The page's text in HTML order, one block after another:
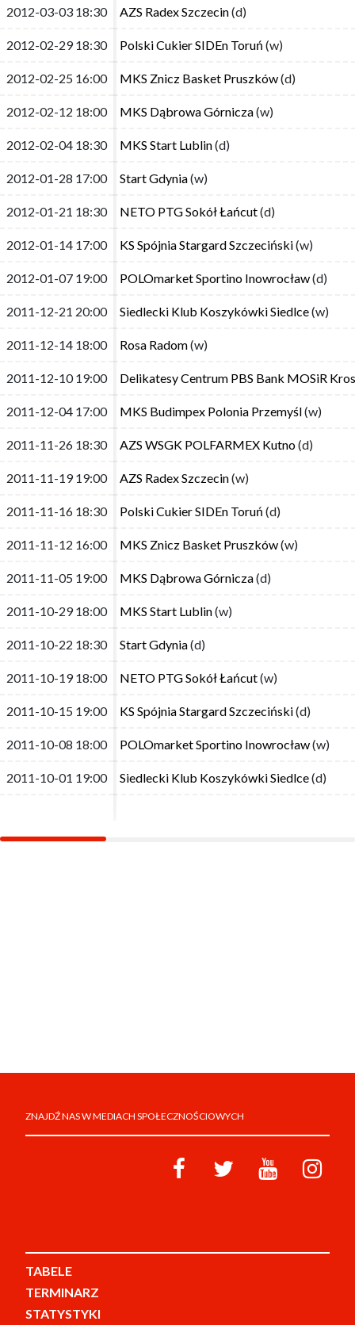
2012-03-03 18:30 AZS Radex Szczecin(d)
2012-02-29 18:30 Polski Cukier SIDEn Toruń (w)
2012-02-25 16:00 MKS Znicz Basket Pruszków(d)
2012-02-12 18:00 MKS Dąbrowa Górnicza(w)
2012-02-04 18:30 MKS Start Lublin(d)
2012-01-28 17:00 Start Gdynia(w)
2012-01-21 18:30 NETO PTG Sokół Łańcut(d)
2012-01-14 17:00 KS Spójnia Stargard Szczeciński(w)
2012-01-07 19:00 POLOmarket Sportino Inowrocław(d)
2011-12-21 20:00 Siedlecki Klub Koszykówki Siedlce(w)
2011-12-14 18:00 Rosa Radom(w)
2011-12-10 19:00 Delikatesy Centrum PBS Bank MOSiR
2011-12-04 17:00 MKS Budimpex Polonia Przemyśl(w)
2011-11-26 18:30 AZS WSGK POLFARMEX Kutno(d)
2011-11-19 19:00 AZS Radex Szczecin(w)
2011-11-16 18:30 Polski Cukier SIDEn Toruń (d)
2011-11-12 16:00 MKS Znicz Basket Pruszków(w)
2011-11-05 19:00 MKS Dąbrowa Górnicza(d)
2011-10-29 18:00 MKS Start Lublin(w)
2011-10-22 18:30 Start Gdynia(d)
2011-10-19 18:00 NETO PTG Sokół Łańcut(w)
2011-10-15 19:00 KS Spójnia Stargard Szczeciński(d)
2011-10-08 18:00 POLOmarket Sportino Inowrocław(w)
2011-10-01 19:00 Siedlecki Klub Koszykówki Siedlce(d)
2012-03-03 18:30 AZS Radex Szczecin(d)
2012-02-29 18:30 Polski Cukier SIDEn Toruń (w)
2012-02-25 16:00 MKS Znicz Basket Pruszków(d)
2012-02-12 18:00 MKS Dąbrowa Górnicza(w)
2012-02-04 18:30 MKS Start Lublin(d)
2012-01-28 17:00 Start Gdynia(w)
2012-01-21 18:30 NETO PTG Sokół Łańcut(d)
2012-01-14 17:00 KS Spójnia Stargard Szczeciński(w)
2012-01-07 19:00 POLOmarket Sportino Inowrocław(d)
2011-12-21 20:00 Siedlecki Klub Koszykówki Siedlce(w)
2011-12-14 18:00 Rosa Radom(w)
2011-12-10 19:00 Delikatesy Centrum PBS Bank MOSiR
2011-12-04 17:00 MKS Budimpex Polonia Przemyśl(w)
2011-11-26 18:30 AZS WSGK POLFARMEX Kutno(d)
2011-11-19 19:00 AZS Radex Szczecin(w)
2011-11-16 18:30 Polski Cukier SIDEn Toruń (d)
2011-11-12 16:00 MKS Znicz Basket Pruszków(w)
2011-11-05 19:00 MKS Dąbrowa Górnicza(d)
2011-10-29 18:00 MKS Start Lublin(w)
2011-10-22 18:30 Start Gdynia(d)
2011-10-19 18:00 NETO PTG Sokół Łańcut(w)
2011-10-15 19:00 KS Spójnia Stargard Szczeciński(d)
2011-10-08 18:00 POLOmarket Sportino Inowrocław(w)
2011-10-01 19:00 Siedlecki Klub Koszykówki Siedlce(d)
ZNAJDŹ NAS W MEDIACH SPOŁECZNOŚCIOWYCH
TABELE
TERMINARZ
STATYSTYKI